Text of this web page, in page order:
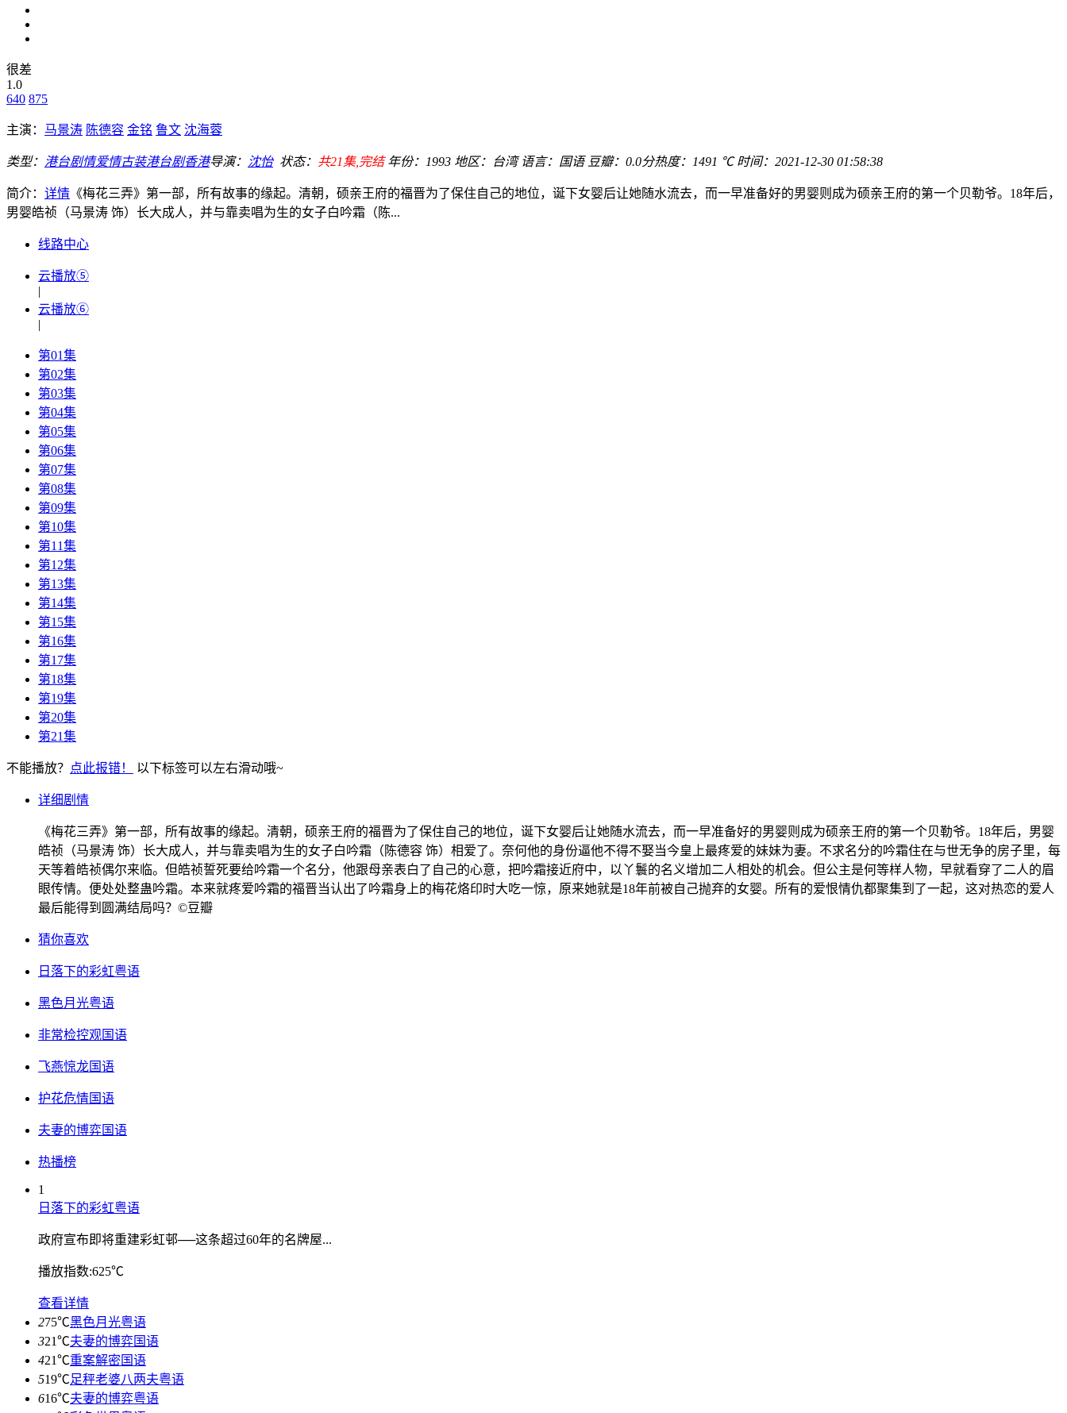
很差
1.0
640 875
主演： 马景涛 陈德容 金铭 鲁文 沈海蓉
类型： 港台剧情爱情古装港台剧香港导演： 沈怡 状态： 共21集,完结 年份： 1993 地区： 台湾 语言： 国语 豆瓣：0.0分热度：1491 ℃ 时间： 2021-12-30 01:58:38
简介： 详情 《梅花三弄》第一部，所有故事的缘起。清朝，硕亲王府的福晋为了保住自己的地位，诞下女婴后让她随水流去，而一早准备好的男婴则成为硕亲王府的第一个贝勒爷。18年后，
男婴皓祯（马景涛 饰）长大成人，并与靠卖唱为生的女子白吟霜（陈...
线路中心
云播放⑤
|
云播放⑥
|
第01集
第02集
第03集
第04集
第05集
第06集
第07集
第08集
第09集
第10集
第11集
第12集
第13集
第14集
第15集
第16集
第17集
第18集
第19集
第20集
第21集
不能播放？ 点此报错！ 以下标签可以左右滑动哦~
详细剧情
《梅花三弄》第一部，所有故事的缘起。清朝，硕亲王府的福晋为了保住自己的地位，诞下女婴后让她随水流去，而一早准备好的男婴则成为硕亲王府的第一个贝勒爷。18年后，男婴
皓祯（马景涛 饰）长大成人，并与靠卖唱为生的女子白吟霜（陈德容 饰）相爱了。奈何他的身份逼他不得不娶当今皇上最疼爱的妹妹为妻。不求名分的吟霜住在与世无争的房子里，每
天等着皓祯偶尔来临。但皓祯誓死要给吟霜一个名分，他跟母亲表白了自己的心意，把吟霜接近府中，以丫鬟的名义增加二人相处的机会。但公主是何等样人物，早就看穿了二人的眉
眼传情。便处处整蛊吟霜。本来就疼爱吟霜的福晋当认出了吟霜身上的梅花烙印时大吃一惊，原来她就是18年前被自己抛弃的女婴。所有的爱恨情仇都聚集到了一起，这对热恋的爱人
最后能得到圆满结局吗？©豆瓣
猜你喜欢
日落下的彩虹粤语
黑色月光粤语
非常检控观国语
飞燕惊龙国语
护花危情国语
夫妻的博弈国语
热播榜
1
日落下的彩虹粤语
政府宣布即将重建彩虹邨──这条超过60年的名牌屋...
播放指数:625℃
查看详情
275℃黑色月光粤语
321℃夫妻的博弈国语
421℃重案解密国语
519℃足秤老婆八两夫粤语
616℃夫妻的博弈粤语